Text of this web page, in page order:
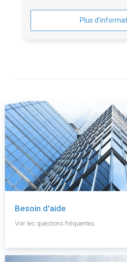
Plus
Besoin d'aide
Voir les questions fréquentes.